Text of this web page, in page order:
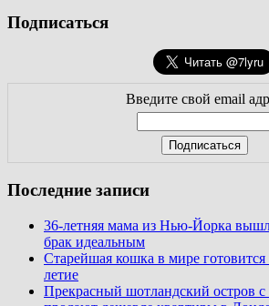
Подписаться
Введите свой email
Последние записи
36-летняя мама из Нью-Йорка
брак идеальным
Старейшая кошка в мире готовится
летие
Прекрасный шотландский остров